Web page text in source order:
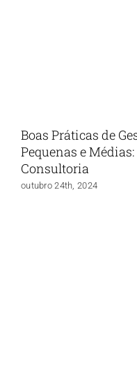
Boas Práticas de
Pequenas e
Consultoria
outubro 24th, 2024